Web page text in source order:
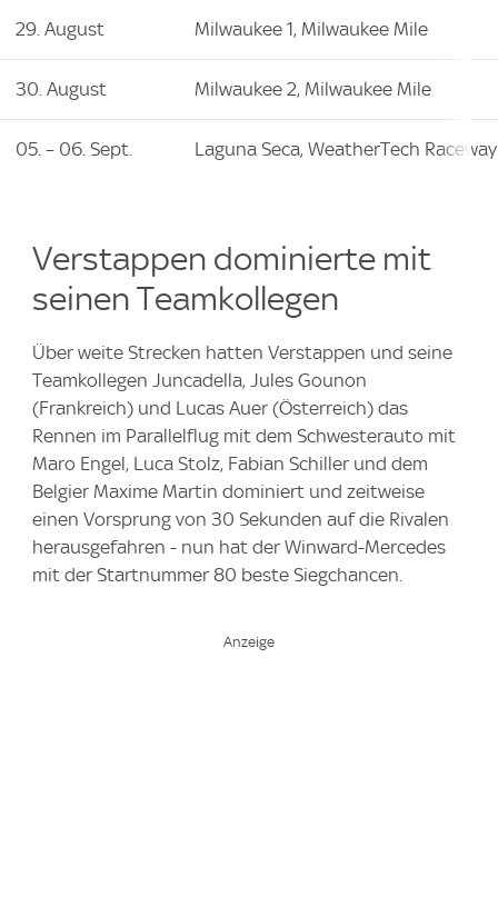
29. August Milwaukee 1, Milwaukee Mile
30. August Milwaukee 2, Milwaukee Mile
05. – 06. Sept. Laguna Seca, WeatherTech Raceway
Verstappen dominierte mit
seinen Teamkollegen
Über weite Strecken hatten Verstappen und seine
Teamkollegen Juncadella, Jules Gounon
(Frankreich) und Lucas Auer (Österreich) das
Rennen im Parallelflug mit dem Schwesterauto mit
Maro Engel, Luca Stolz, Fabian Schiller und dem
Belgier Maxime Martin dominiert und zeitweise
einen Vorsprung von 30 Sekunden auf die Rivalen
herausgefahren - nun hat der Winward-Mercedes
mit der Startnummer 80 beste Siegchancen.